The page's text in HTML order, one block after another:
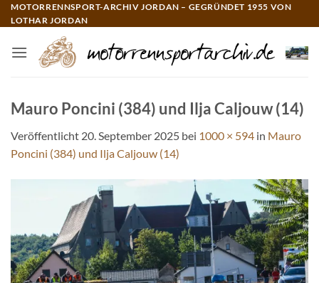
Zum
Inhalt
MOTORRENNSPORT-ARCHIV JORDAN – GEGRÜNDET 1955 VON
LOTHAR JORDAN
Mauro Poncini (384) und Ilja Caljouw (14)
Veröffentlicht 20. September 2025 bei 1000 × 594 in Mauro
Poncini (384) und Ilja Caljouw (14)